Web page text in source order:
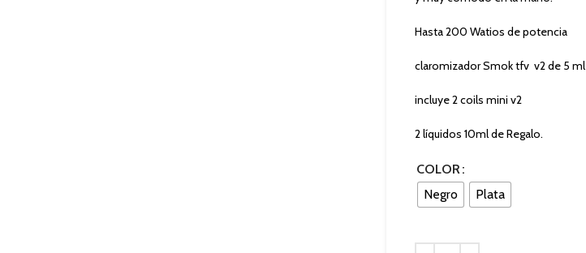
Hasta 200 Watios de potencia
claromizador Smok tfv v2 de 5 ml
incluye 2 coils mini v2
2 líquidos 10ml de Regalo.
COLOR
Negro
Plata